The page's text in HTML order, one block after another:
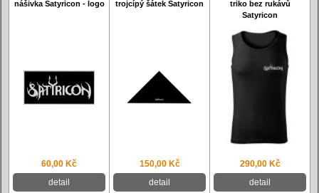
nášivka Satyricon - logo trojcípý šátek Satyricon
triko bez rukávů
Satyricon
60,00 Kč
detail
150,00 Kč
detail
290,00 Kč
detail